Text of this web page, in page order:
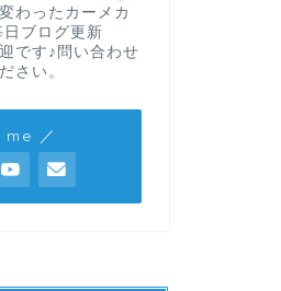
わったカーメカ
ブログ更新
です♪問い合わせ
さい。
／